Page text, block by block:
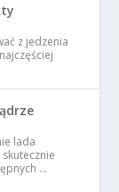
z jedzenia
lada
…